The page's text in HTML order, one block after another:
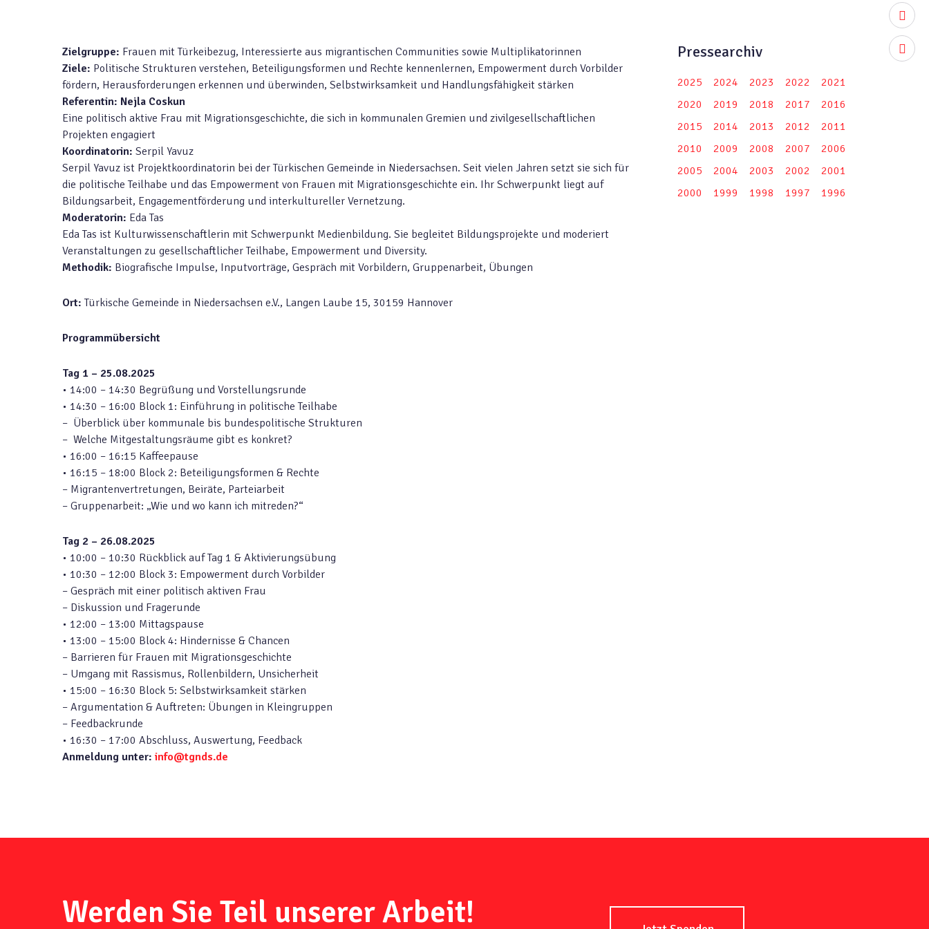
Zielgruppe: Frauen mit Türkeibezug, Interessierte aus migrantischen Communities sowie Multiplikatorinnen
Ziele: Politische Strukturen verstehen, Beteiligungsformen und Rechte kennenlernen, Empowerment durch Vorbilder
fördern, Herausforderungen erkennen und überwinden, Selbstwirksamkeit und Handlungsfähigkeit stärken
Referentin: Nejla Coskun
Eine politisch aktive Frau mit Migrationsgeschichte, die sich in kommunalen Gremien und zivilgesellschaftlichen
Projekten engagiert
Koordinatorin: Serpil Yavuz
Serpil Yavuz ist Projektkoordinatorin bei der Türkischen Gemeinde in Niedersachsen. Seit vielen Jahren setzt sie sich für
die politische Teilhabe und das Empowerment von Frauen mit Migrationsgeschichte ein. Ihr Schwerpunkt liegt auf
Bildungsarbeit, Engagementförderung und interkultureller Vernetzung.
Moderatorin: Eda Tas
Eda Tas ist Kulturwissenschaftlerin mit Schwerpunkt Medienbildung. Sie begleitet Bildungsprojekte und moderiert
Veranstaltungen zu gesellschaftlicher Teilhabe, Empowerment und Diversity.
Methodik: Biografische Impulse, Inputvorträge, Gespräch mit Vorbildern, Gruppenarbeit, Übungen
Ort:Türkische Gemeinde in Niedersachsen e.V., Langen Laube 15, 30159 Hannover
Programmübersicht
Tag 1 – 25.08.2025
• 14:00 – 14:30 Begrüßung und Vorstellungsrunde
• 14:30 – 16:00 Block 1: Einführung in politische Teilhabe
– Überblick über kommunale bis bundespolitische Strukturen
– Welche Mitgestaltungsräume gibt es konkret?
• 16:00 – 16:15 Kaffeepause
• 16:15 – 18:00 Block 2: Beteiligungsformen & Rechte
– Migrantenvertretungen, Beiräte, Parteiarbeit
– Gruppenarbeit: „Wie und wo kann ich mitreden?“
Tag 2 – 26.08.2025
• 10:00 – 10:30 Rückblick auf Tag 1 & Aktivierungsübung
• 10:30 – 12:00 Block 3: Empowerment durch Vorbilder
– Gespräch mit einer politisch aktiven Frau
– Diskussion und Fragerunde
• 12:00 – 13:00 Mittagspause
• 13:00 – 15:00 Block 4: Hindernisse & Chancen
– Barrieren für Frauen mit Migrationsgeschichte
– Umgang mit Rassismus, Rollenbildern, Unsicherheit
• 15:00 – 16:30 Block 5: Selbstwirksamkeit stärken
– Argumentation & Auftreten: Übungen in Kleingruppen
– Feedbackrunde
• 16:30 – 17:00 Abschluss, Auswertung, Feedback
Anmeldung unter: info@tgnds.de
Pressearchiv
2025 2024 2023 2022
2021
2020
2019 2018 2017
2016
2015
2014 2013 2012
2011
2010
2009 2008 2007
2006
2005
2004 2003 2002
2001
2000
1999 1998 1997 1996
Werden Sie Teil unserer Arbeit!